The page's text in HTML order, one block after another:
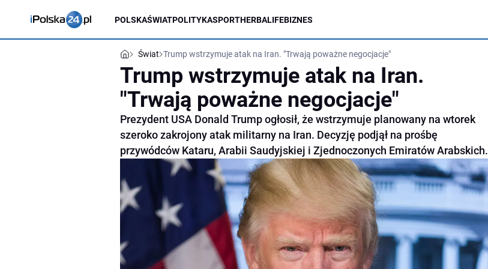
POLSKAŚWIATPOLITYKASPORTHERBALIFEBIZNES
Świat Trump wstrzymuje atak na Iran. "Trwają poważne negocjacje"
Trump wstrzymuje atak na Iran.
"Trwają poważne negocjacje"
Prezydent USA Donald Trump ogłosił, że wstrzymuje planowany na wtorek
szeroko zakrojony atak militarny na Iran. Decyzję podjął na prośbę
przywódców Kataru, Arabii Saudyjskiej i Zjednoczonych Emiratów Arabskich.